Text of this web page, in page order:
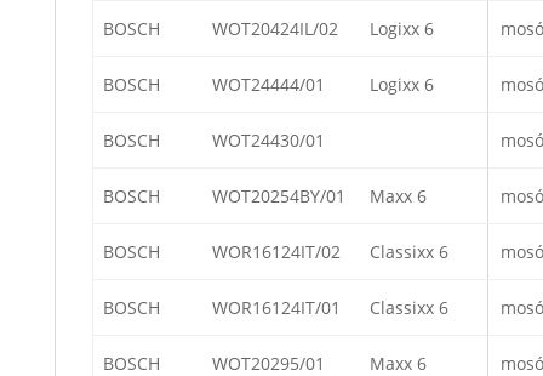
BOSCH WOT20424IL/02 Logixx 6
BOSCH WOT24444/01 Logixx 6
BOSCH WOT24430/01
BOSCH WOT20254BY/01 Maxx 6
BOSCH WOR16124IT/02 Classixx 6
BOSCH WOR16124IT/01 Classixx 6
BOSCH WOT20295/01 Maxx 6